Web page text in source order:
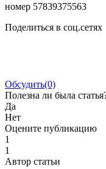
номер 57839375563
Поделиться в соц.сетях
Обсудить(0)
Полезна ли была
Да
Нет
Оцените публикацию
1
1
Автор статьи